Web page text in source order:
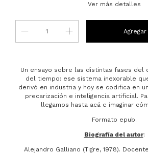
Ver más detalles
Un ensayo sobre las distintas fases del
del tiempo: ese sistema inexorable
derivó en industria y hoy se codifica en
precarización e inteligencia artificial.
llegamos hasta acá e imaginar
Formato epub.
Biografía del autor:
Alejandro Galliano (Tigre, 1978).